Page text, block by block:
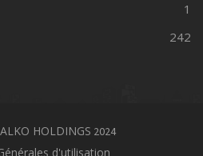
1
242
HOLDINGS 2024
d'utilisation